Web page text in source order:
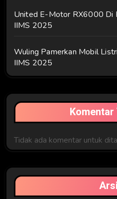
United E-Motor RX6000 Di
IIMS 2025
Wuling Pamerkan Mobil
IIMS 2025
Tidak ada komentar untuk